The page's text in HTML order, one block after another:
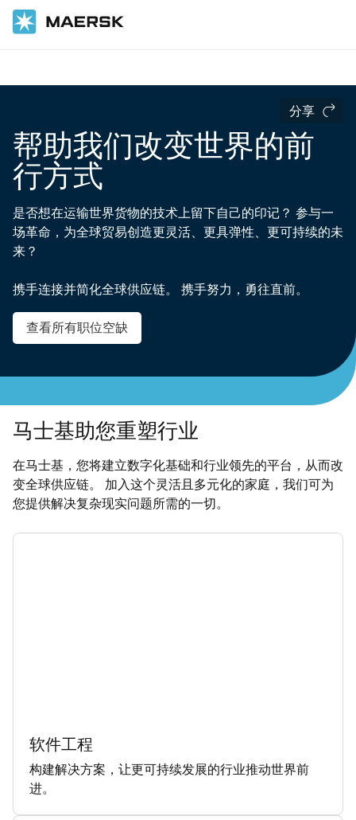
分享
帮助我们改变世界的前
行方式
是否想在运输世界货物的技术上留下自己的印记？ 参与一
场革命，为全球贸易创造更灵活、更具弹性、更可持续的未
来？
携手连接并简化全球供应链。 携手努力，勇往直前。
查看所有职位空缺
马士基助您重塑行业
在马士基，您将建立数字化基础和行业领先的平台，从而改
变全球供应链。 加入这个灵活且多元化的家庭，我们可为
您提供解决复杂现实问题所需的一切。
软件工程
构建解决方案，让更可持续发展的行业推动世界前
进。